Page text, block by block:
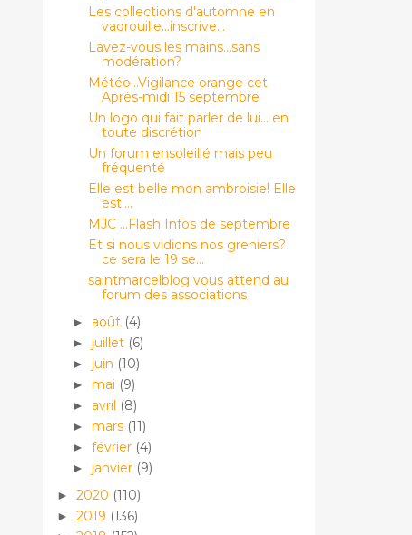
Les collections d'automne en
vadrouille...inscrive...
Lavez-vous les mains...sans
modération?
Météo...Vigilance orange cet
Après-midi 15 septembre
Un logo qui fait parler de lui... en
toute discrétion
Un forum ensoleillé mais peu
fréquenté
Elle est belle mon ambroisie! Elle
est....
MJC ...Flash Infos de septembre
Et si nous vidions nos greniers?
ce sera le 19 se...
saintmarcelblog vous attend au
forum des associations
► août (4)
► juillet (6)
► juin (10)
► mai (9)
► avril (8)
► mars (11)
► février (4)
► janvier (9)
► 2020 (110)
► 2019 (136)